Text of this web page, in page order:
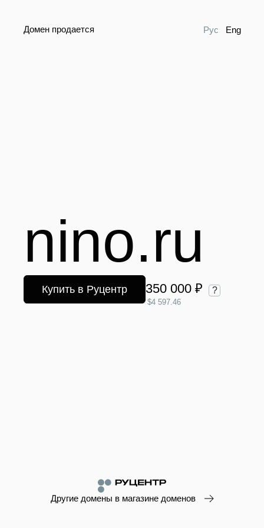
Домен продается Рус Eng
nino.ru
Купить в Руцентр 350 000 ₽ ?
$4 597.46
Другие домены в магазине доменов